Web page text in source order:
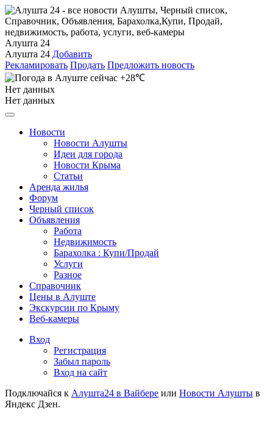
Алушта 24
Алушта 24 Добавить
Рекламировать Продать Предложить новость
+28℃
Нет данных
Нет данных
Новости
Новости Алушты
Идеи для города
Новости Крыма
Статьи
Аренда жилья
Форум
Черный список
Объявления
Работа
Недвижимость
Барахолка : Купи/Продай
Услуги
Разное
Справочник
Цены в Алуште
Экскурсии по Крыму
Веб-камеры
Вход
Регистрация
Забыл пароль
Вход на сайт
Подключайся к Алушта24 в Вайбере или Новости Алушты в
Яндекс Дзен.